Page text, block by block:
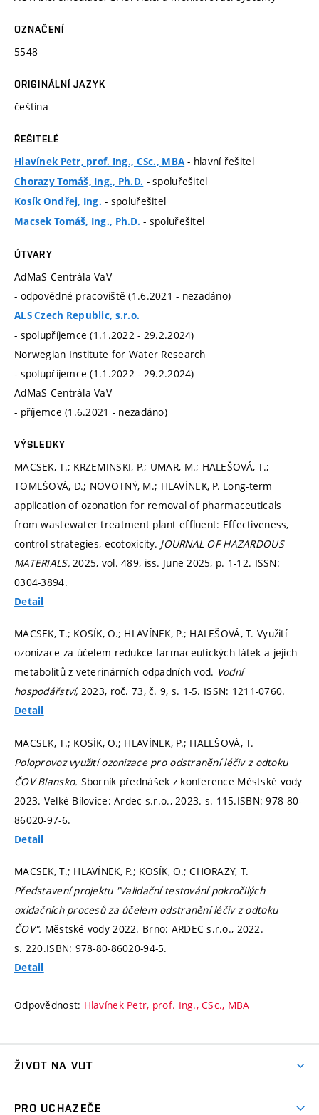
OZNAČENÍ
5548
ORIGINÁLNÍ JAZYK
čeština
ŘEŠITELÉ
Hlavínek Petr, prof. Ing., CSc., MBA - hlavní řešitel
Chorazy Tomáš, Ing., Ph.D. - spoluřešitel
Kosík Ondřej, Ing. - spoluřešitel
Macsek Tomáš, Ing., Ph.D. - spoluřešitel
ÚTVARY
AdMaS Centrála VaV
- odpovědné pracoviště (1.6.2021 - nezadáno)
ALS Czech Republic, s.r.o.
- spolupříjemce (1.1.2022 - 29.2.2024)
Norwegian Institute for Water Research
- spolupříjemce (1.1.2022 - 29.2.2024)
AdMaS Centrála VaV
- příjemce (1.6.2021 - nezadáno)
VÝSLEDKY
MACSEK, T.; KRZEMINSKI, P.; UMAR, M.; HALEŠOVÁ, T.;
TOMEŠOVÁ, D.; NOVOTNÝ, M.; HLAVÍNEK, P. Long-term
application of ozonation for removal of pharmaceuticals
from wastewater treatment plant effluent: Effectiveness,
control strategies, ecotoxicity. JOURNAL OF HAZARDOUS
MATERIALS, 2025, vol. 489, iss. June 2025, p. 1-12. ISSN:
0304-3894.
Detail
MACSEK, T.; KOSÍK, O.; HLAVÍNEK, P.; HALEŠOVÁ, T. Využití
ozonizace za účelem redukce farmaceutických látek a jejich
metabolitů z veterinárních odpadních vod. Vodní
hospodářství, 2023, roč. 73, č. 9, s. 1-5. ISSN: 1211-0760.
Detail
MACSEK, T.; KOSÍK, O.; HLAVÍNEK, P.; HALEŠOVÁ, T.
Poloprovoz využití ozonizace pro odstranění léčiv z odtoku
ČOV Blansko. Sborník přednášek z konference Městské vody
2023. Velké Bílovice: Ardec s.r.o., 2023. s. 115.ISBN: 978-80-
86020-97-6.
Detail
MACSEK, T.; HLAVÍNEK, P.; KOSÍK, O.; CHORAZY, T.
Představení projektu "Validační testování pokročilých
oxidačních procesů za účelem odstranění léčiv z odtoku
ČOV". Městské vody 2022. Brno: ARDEC s.r.o., 2022.
s. 220.ISBN: 978-80-86020-94-5.
Detail
Odpovědnost: Hlavínek Petr, prof. Ing., CSc., MBA
ŽIVOT NA VUT
PRO UCHAZEČE